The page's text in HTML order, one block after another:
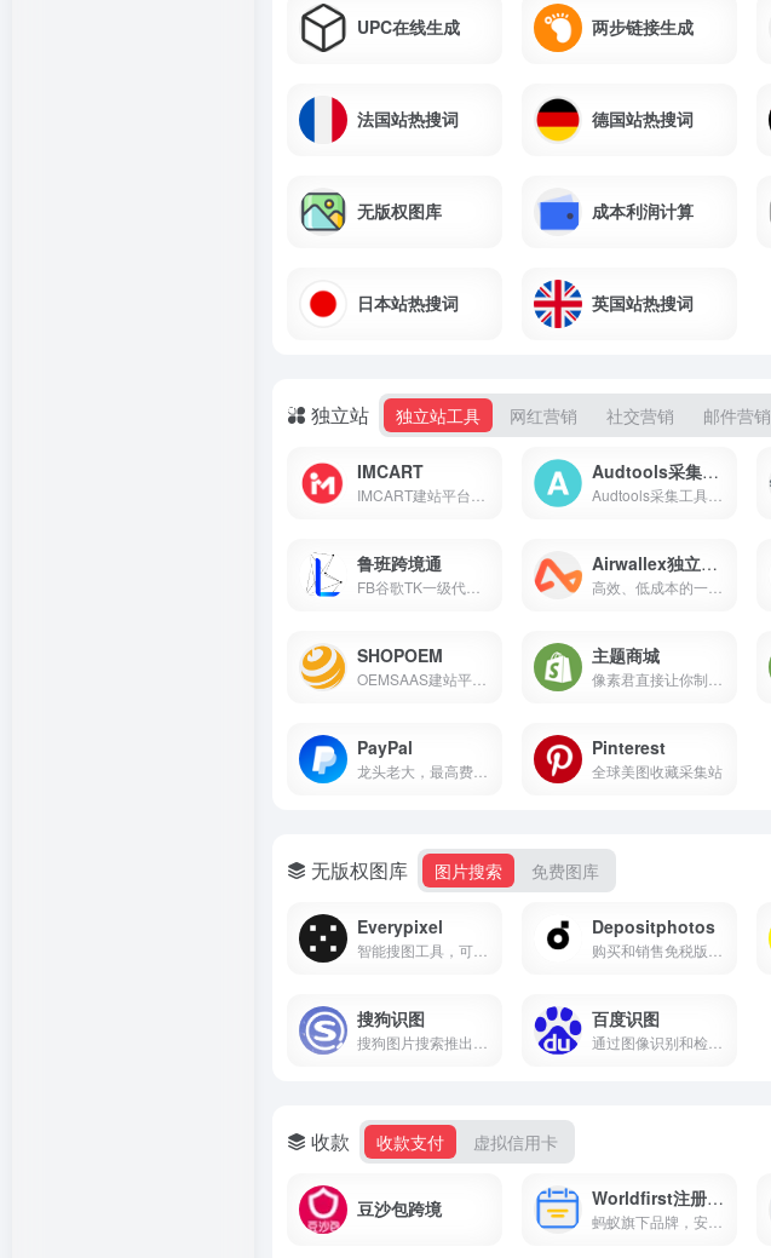
UPC在线生成 两步链接生成
法国站热搜词 德国站热搜词
无版权图库 成本利润计算
日本站热搜词 英国站热搜词
独立站 独立站工具 网红营销 社交营销 邮件营销
IMCART Audtools采集工具
鲁班跨境通 Airwallex独立站收单
SHOPOEM 主题商城
PayPal Pinterest
全球美图收藏采集站
无版权图库 图片搜索 免费图库
Everypixel Depositphotos
搜狗识图 百度识图
收款 收款支付 虚拟信用卡
豆沙包跨境 Worldfirst注册教程